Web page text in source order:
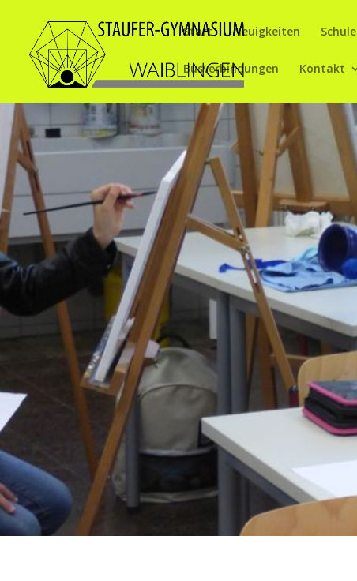
Start Neuigkeiten Schule
Busverbindungen Kontakt